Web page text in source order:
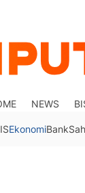
NEWS
EkonomiBank